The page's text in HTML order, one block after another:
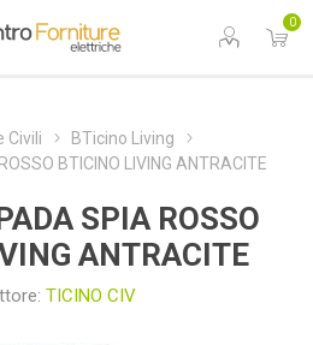
0
Civili
BTicino Living
BTICINO LIVING ANTRACITE
SPIA ROSSO
ANTRACITE
TICINO CIV